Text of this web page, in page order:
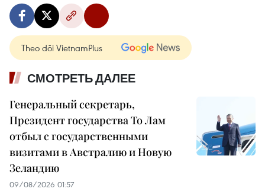
Theo dõi VietnamPlus
СМОТРЕТЬ ДАЛЕЕ
Генеральный секретарь,
Президент государства То Лам
отбыл с государственными
визитами в Австралию и Новую
Зеландию
09/08/2026 01:57